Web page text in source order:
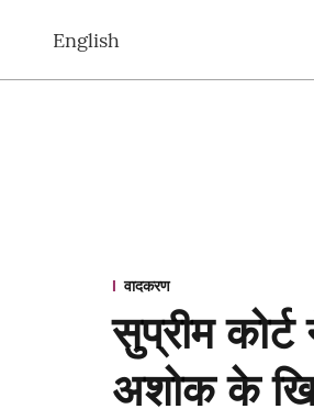
English
वादकरण
सुप्रीम
अशोक के